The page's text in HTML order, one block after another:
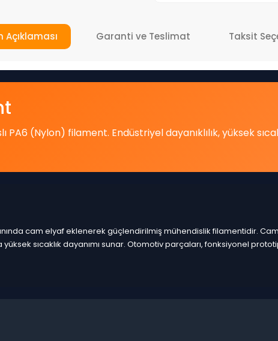
Açıklaması Garanti ve Teslimat Taksit
(Nylon) filament. Endüstriyel dayanıklılık, yüksek
cam elyaf eklenerek güçlendirilmiş mühendislik filamentidir.
sıcaklık dayanımı sunar. Otomotiv parçaları, fonksiyonel